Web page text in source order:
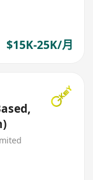
$15K-25K/月